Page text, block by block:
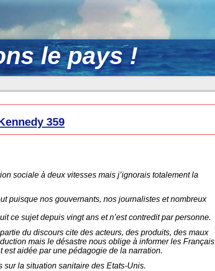
le pays !
359
sociale à deux vitesses mais j’ignorais totalement la
puisque nos gouvernants, nos journalistes et nombreux
ce sujet depuis vingt ans et n’est contredit par personne.
du discours cite des acteurs, des produits, des maux
mais le désastre nous oblige à informer les Français
est aidée par une pédagogie de la narration.
la situation sanitaire des Etats-Unis.